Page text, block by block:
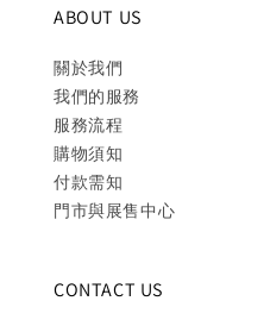
ABOUT US
關於我們
我們的服務
服務流程
購物須知
付款需知
門市與展售中心
CONTACT US